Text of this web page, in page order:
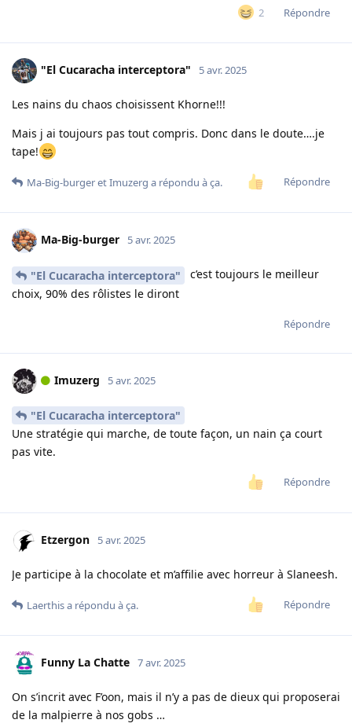
2 Répondre
"El Cucaracha interceptora" 5 avr. 2025
Les nains du chaos choisissent Khorne!!!
Mais j ai toujours pas tout compris. Donc dans le doute….je
tape!
Répondre
Ma-Big-burgeretImuzerg a répondu à ça.
Ma-Big-burger 5 avr. 2025
"El Cucaracha interceptora"
c’est toujours le meilleur
choix, 90% des rôlistes le diront
Répondre
Imuzerg 5 avr. 2025
"El Cucaracha interceptora"
Une stratégie qui marche, de toute façon, un nain ça court
pas vite.
Répondre
Etzergon 5 avr. 2025
Je participe à la chocolate et m’affilie avec horreur à Slaneesh.
Répondre
Laerthisa répondu à ça.
Funny La Chatte 7 avr. 2025
On s’incrit avec F’oon, mais il n’y a pas de dieux qui proposerai
de la malpierre à nos gobs …